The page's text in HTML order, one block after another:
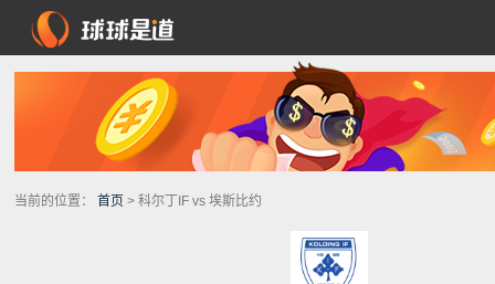
当前的位置： 首页 > 科尔丁IF vs 埃斯比约